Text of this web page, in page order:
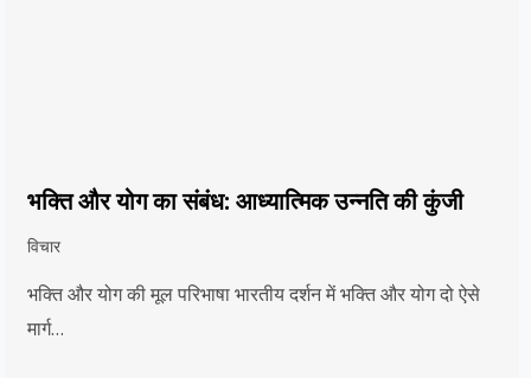
भक्ति और योग का संबंध: आध्यात्मिक उन्नति की कुंजी
विचार
भक्ति और योग की मूल परिभाषा भारतीय दर्शन में भक्ति और योग दो ऐसे
मार्ग…